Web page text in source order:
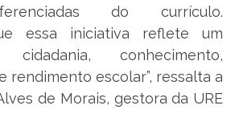
do currículo.
essa iniciativa reflete um
conhecimento,
rendimento escolar”, ressalta a
de Morais, gestora da URE